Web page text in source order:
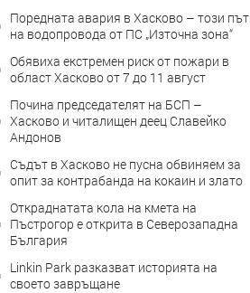
Поредната авария в Хасково – този път
на водопровода от ПС „Източна зона“
Обявиха екстремен риск от пожари в
област Хасково от 7 до 11 август
Почина председателят на БСП –
Хасково и читалищен деец Славейко
Андонов
Съдът в Хасково не пусна обвиняем за
опит за контрабанда на кокаин и злато
Откраднатата кола на кмета на
Пъстрогор е открита в Северозападна
България
Linkin Park разказват историята на
своето завръщане